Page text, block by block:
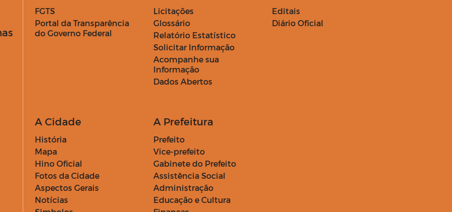
FGTS
Portal da Transparência
do Governo Federal
Licitações
Glossário
Relatório Estatístico
Solicitar Informação
Acompanhe sua
Informação
Dados Abertos
Editais
Diário Oficial
A Cidade
História
Mapa
Hino Oficial
Fotos da Cidade
Aspectos Gerais
Notícias
A Prefeitura
Prefeito
Vice-prefeito
Gabinete do Prefeito
Assistência Social
Administração
Educação e Cultura